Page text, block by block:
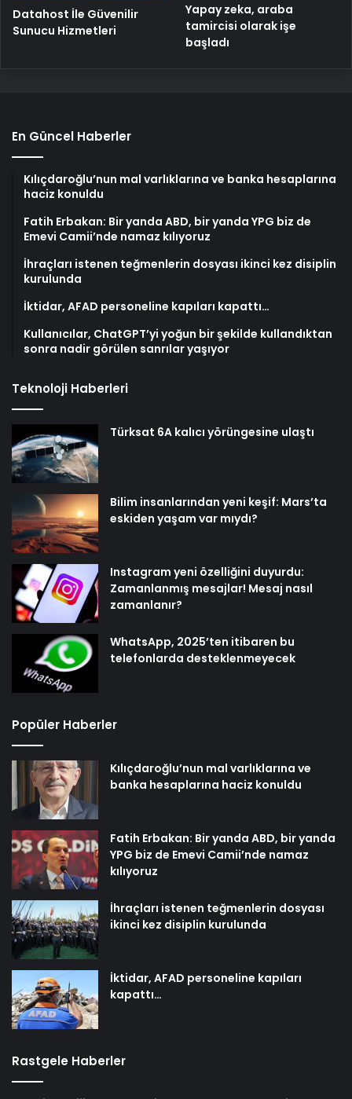
Datahost İle Güvenilir
Sunucu Hizmetleri
Yapay zeka, araba
tamircisi olarak işe
başladı
En Güncel Haberler
Kılıçdaroğlu’nun mal varlıklarına ve banka hesaplarına
haciz konuldu
Fatih Erbakan: Bir yanda ABD, bir yanda YPG biz de
Emevi Camii’nde namaz kılıyoruz
İhraçları istenen teğmenlerin dosyası ikinci kez disiplin
kurulunda
İktidar, AFAD personeline kapıları kapattı…
Kullanıcılar, ChatGPT’yi yoğun bir şekilde kullandıktan
sonra nadir görülen sanrılar yaşıyor
Teknoloji Haberleri
Türksat 6A kalıcı yörüngesine ulaştı
Bilim insanlarından yeni keşif: Mars’ta
eskiden yaşam var mıydı?
Instagram yeni özelliğini duyurdu:
Zamanlanmış mesajlar! Mesaj nasıl
zamanlanır?
WhatsApp, 2025’ten itibaren bu
telefonlarda desteklenmeyecek
Popüler Haberler
Kılıçdaroğlu’nun mal varlıklarına ve
banka hesaplarına haciz konuldu
Fatih Erbakan: Bir yanda ABD, bir yanda
YPG biz de Emevi Camii’nde namaz
kılıyoruz
İhraçları istenen teğmenlerin dosyası
ikinci kez disiplin kurulunda
İktidar, AFAD personeline kapıları
kapattı…
Rastgele Haberler